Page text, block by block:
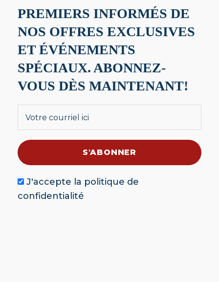
PREMIERS INFORMÉS DE
NOS OFFRES EXCLUSIVES
ET ÉVÉNEMENTS
SPÉCIAUX. ABONNEZ-
VOUS DÈS MAINTENANT!
J'accepte la politique de
confidentialité